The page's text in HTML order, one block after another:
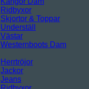
Ridbyxor
Skjortor & Toppar
Underställ
Västar
Westernboots Dam
Herrtröjor
Jackor
Jeans